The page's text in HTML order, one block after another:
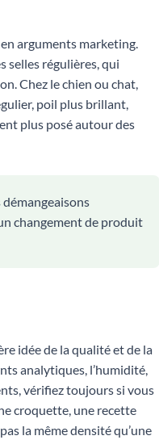
arguments marketing.
selles régulières, qui
Chez le chien ou chat,
poil plus brillant,
plus posé autour des
démangeaisons
changement de produit
idée de la qualité et de la
analytiques, l’humidité,
vérifiez toujours si vous
croquette, une recette
la même densité qu’une